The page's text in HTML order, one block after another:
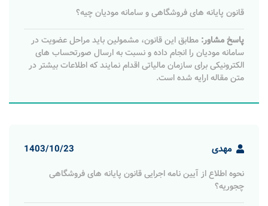
قانون پایانه های فروشگاهی و سامانه مودیان چیه؟
پاسخ مشاور: مطابق این قانون، مشمولین باید مراحل عضویت در
سامانه مودیان را انجام داده و نسبت به ارسال صورتحساب های
الکترونیکی برای سازمان مالیاتی اقدام نمایند که اطلاعات بیشتر در
متن مقاله ارایه شده است.
مهدی 1403/10/23
نحوه اطلاع از آیین نامه اجرایی قانون پایانه های فروشگاهی
چجوریه؟